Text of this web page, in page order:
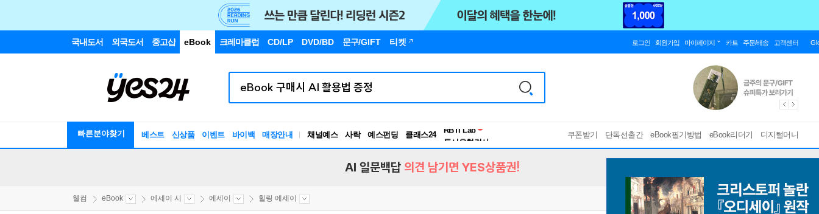
국내도서 외국도서 중고샵 eBook 크레마클럽 CD/LP DVD/BD 문구/GIFT 티켓 로그인 회원가입 마이페이지 카트 주문/배송 고객센터
빠른분야찾기 베스트 신상품 이벤트 바이백 매장안내 채널예스 사락 예스펀딩 클래스24
독서유형검사
쿠폰받기 단독선출간 eBook필기방법 eBook리더기 디지털머니
AI 일문백답 의견 남기면 YES상품권!
웰컴 eBook 에세이 시 에세이 힐링 에세이